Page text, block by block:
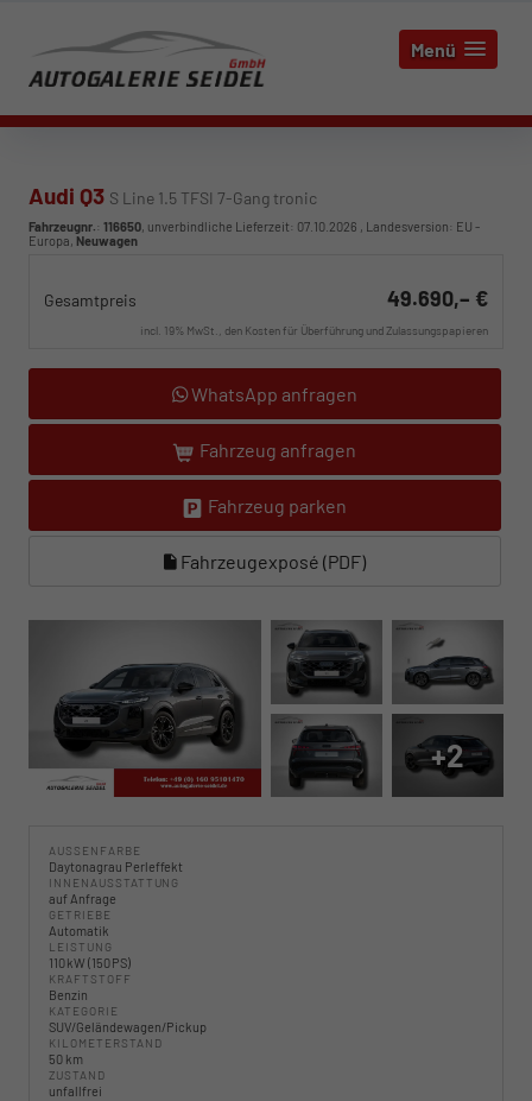
Menü
Audi Q3 S Line 1.5 TFSI 7-Gang tronic
Fahrzeugnr.: 116650, unverbindliche Lieferzeit: 07.10.2026 , Landesversion: EU -
Europa, Neuwagen
Gesamtpreis 49.690,– €
incl. 19% MwSt., den Kosten für Überführung und Zulassungspapieren
WhatsApp anfragen
Fahrzeug anfragen
Fahrzeug parken
Fahrzeugexposé (PDF)
+2
AUSSENFARBE
Daytonagrau Perleffekt
INNENAUSSTATTUNG
auf Anfrage
GETRIEBE
Automatik
LEISTUNG
110 kW (150 PS)
KRAFTSTOFF
Benzin
KATEGORIE
SUV/Geländewagen/Pickup
KILOMETERSTAND
50 km
ZUSTAND
unfallfrei